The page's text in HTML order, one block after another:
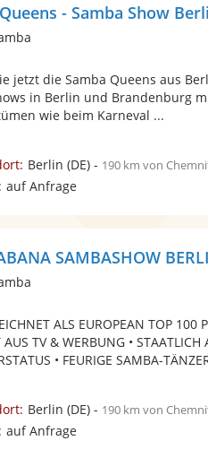
- Samba Show
jetzt die Samba Queens aus
in Berlin und Brandenburg
wie beim Karneval ...
Berlin (DE)- 190 km von
auf Anfrage
SAMBASHOW
ALS EUROPEAN TOP 100
TV & WERBUNG • STAATLICH
• FEURIGE SAMBA-
Berlin (DE)- 190 km von
auf Anfrage